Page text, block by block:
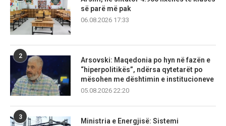
së parë më pak
06.08.2026 17:33
2
Arsovski: Maqedonia po hyn në fazën e
“hiperpolitikës”, ndërsa qytetarët po
mësohen me dështimin e institucioneve
05.08.2026 22:20
3
Ministria e Energjisë: Sistemi